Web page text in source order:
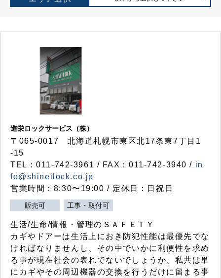
進栄ロックサービス（株）
〒065-0017 北海道札幌市東区北17条東7丁目1
-15
TEL：011-742-3961 / FAX：011-742-3940 / in
fo@shineilock.co.jp
営業時間：8:30〜19:00 / 定休日：日祝日
販売可 工事・取付可
生活/生命/情報・管理のＳＡＦＥＴＹ
カギやドアーは生活上におき防犯性能は最優先でな
ければなりませんし、その中でいかに利便性を求め
る事が現在社会の表れでないでしょうか、私共は単
にカギやその周辺機器の交換を行うだけに留まる事